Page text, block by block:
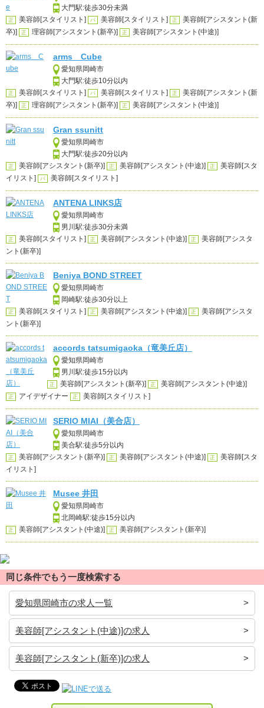
大門駅:徒歩30分未満
正 美容師[スタイリスト] パ 美容師[スタイリスト] 正
美容師[アシスタント(新
卒)]
正 理容師[アシスタント(新卒)] 正 美容師[アシスタント(中途)]
arms Cube
愛知県岡崎市
大門駅:徒歩10分以内
正 美容師[スタイリスト] パ 美容師[スタイリスト] 正
美容師[アシスタント(新
卒)]
正 理容師[アシスタント(新卒)] 正 美容師[アシスタント(中途)]
Gran ssunitt
愛知県岡崎市
大門駅:徒歩20分以内
正 美容師[アシスタント(新卒)] 正 美容師[アシスタント(中途)] 正
美容師[スタ
イリスト]
パ 美容師[スタイリスト]
ANTENA LINKS店
愛知県岡崎市
男川駅:徒歩30分未満
正 美容師[スタイリスト] 正 美容師[アシスタント(中途)] 正
美容師[アシスタ
ント(新卒)]
Beniya BOND STREET
愛知県岡崎市
岡崎駅:徒歩30分以上
正 美容師[スタイリスト] 正 美容師[アシスタント(中途)] 正
美容師[アシスタ
ント(新卒)]
accords tatsumigaoka（竜美丘店）
愛知県岡崎市
男川駅:徒歩15分以内
正 美容師[アシスタント(新卒)] 正 美容師[アシスタント(中途)]
正 アイデザイナー 正 美容師[スタイリスト]
SERIO MIAI（美合店）
愛知県岡崎市
美合駅:徒歩5分以内
正 美容師[アシスタント(新卒)] 正 美容師[アシスタント(中途)] 正
美容師[スタ
イリスト]
Musee 井田
愛知県岡崎市
北岡崎駅:徒歩15分以内
正 美容師[アシスタント(中途)] 正 美容師[アシスタント(新卒)]
同じ条件でもう一度検索する
愛知県岡崎市の求人一覧
美容師[アシスタント(中途)]の求人
美容師[アシスタント(新卒)]の求人